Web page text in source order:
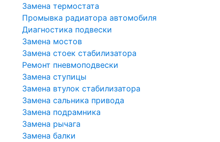
Замена термостата
Промывка радиатора автомобиля
Диагностика подвески
Замена мостов
Замена стоек стабилизатора
Ремонт пневмоподвески
Замена ступицы
Замена втулок стабилизатора
Замена сальника привода
Замена подрамника
Замена рычага
Замена балки